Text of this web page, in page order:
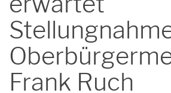
Frank Ruch